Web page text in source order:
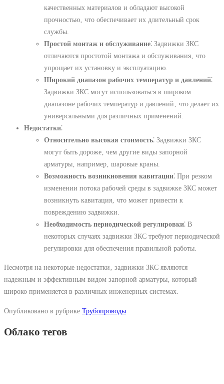
качественных материалов и обладают высокой
прочностью‚ что обеспечивает их длительный срок
службы.
Простой монтаж и обслуживание⁚ Задвижки ЗКС
отличаются простотой монтажа и обслуживания‚ что
упрощает их установку и эксплуатацию.
Широкий диапазон рабочих температур и давлений⁚
Задвижки ЗКС могут использоваться в широком
диапазоне рабочих температур и давлений‚ что делает их
универсальными для различных применений.
Недостатки⁚
Относительно высокая стоимость⁚ Задвижки ЗКС
могут быть дороже‚ чем другие виды запорной
арматуры‚ например‚ шаровые краны.
Возможность возникновения кавитации⁚ При резком
изменении потока рабочей среды в задвижке ЗКС может
возникнуть кавитация‚ что может привести к
повреждению задвижки.
Необходимость периодической регулировки⁚ В
некоторых случаях задвижки ЗКС требуют периодической
регулировки для обеспечения правильной работы.
Несмотря на некоторые недостатки‚ задвижки ЗКС являются
надежным и эффективным видом запорной арматуры‚ который
широко применяется в различных инженерных системах.
Опубликовано в рубрике Трубопроводы
Облако тегов